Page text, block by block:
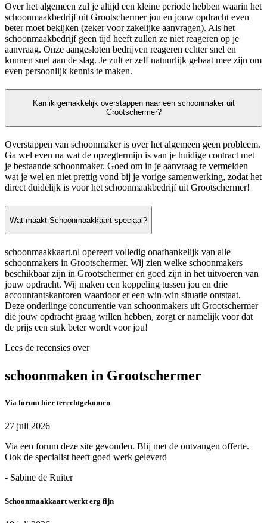
Over het algemeen zul je altijd een kleine periode hebben waarin het
schoonmaakbedrijf uit Grootschermer jou en jouw opdracht even
beter moet bekijken (zeker voor zakelijke aanvragen). Als het
schoonmaakbedrijf geen tijd heeft zullen ze niet reageren op je
aanvraag. Onze aangesloten bedrijven reageren echter snel en
kunnen snel aan de slag. Je zult er zelf natuurlijk gebaat mee zijn om
even persoonlijk kennis te maken.
Kan ik gemakkelijk overstappen naar een schoonmaker uit
Grootschermer?
Overstappen van schoonmaker is over het algemeen geen probleem.
Ga wel even na wat de opzegtermijn is van je huidige contract met
je bestaande schoonmaker. Goed om in je aanvraag te vermelden
wat je wel en niet prettig vond bij je vorige samenwerking, zodat het
direct duidelijk is voor het schoonmaakbedrijf uit Grootschermer!
Wat maakt Schoonmaakkaart speciaal?
schoonmaakkaart.nl opereert volledig onafhankelijk van alle
schoonmakers in Grootschermer. Wij zien welke schoonmakers
beschikbaar zijn in Grootschermer en goed zijn in het uitvoeren van
jouw opdracht. Wij maken een koppeling tussen jou en drie
accountantskantoren waardoor er een win-win situatie ontstaat.
Deze onderlinge concurrentie van schoonmakers uit Grootschermer
die jouw opdracht graag willen hebben, zorgt er namelijk voor dat
de prijs een stuk beter wordt voor jou!
Lees de recensies over
schoonmaken in Grootschermer
Via forum hier terechtgekomen
27 juli 2026
Via een forum deze site gevonden. Blij met de ontvangen offerte.
Ook de specialist heeft goed werk geleverd
- Sabine de Ruiter
Schoonmaakkaart werkt erg fijn